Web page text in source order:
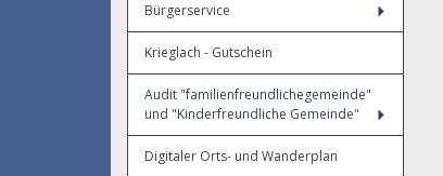
Bürgerservice
Krieglach - Gutschein
Audit "familienfreundlichegemeinde"
und "Kinderfreundliche Gemeinde"
Digitaler Orts- und Wanderplan